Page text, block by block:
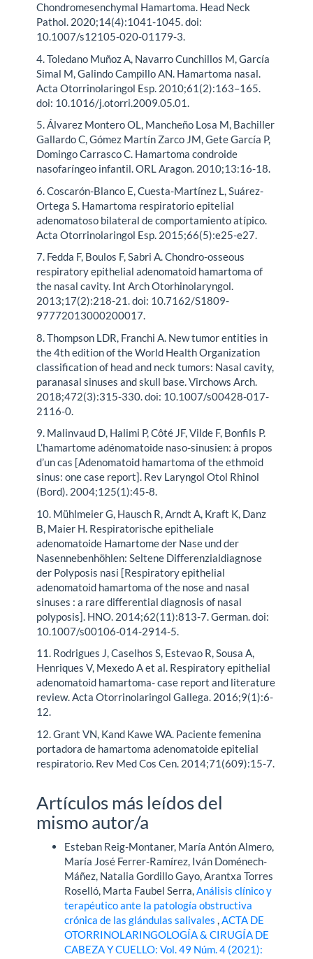
Chondromesenchymal Hamartoma. Head Neck
Pathol. 2020;14(4):1041-1045. doi:
10.1007/s12105-020-01179-3.
4. Toledano Muñoz A, Navarro Cunchillos M, García
Simal M, Galindo Campillo AN. Hamartoma nasal.
Acta Otorrinolaringol Esp. 2010;61(2):163–165.
doi: 10.1016/j.otorri.2009.05.01.
5. Álvarez Montero OL, Mancheño Losa M, Bachiller
Gallardo C, Gómez Martín Zarco JM, Gete García P,
Domingo Carrasco C. Hamartoma condroide
nasofaríngeo infantil. ORL Aragon. 2010;13:16-18.
6. Coscarón-Blanco E, Cuesta-Martínez L, Suárez-
Ortega S. Hamartoma respiratorio epitelial
adenomatoso bilateral de comportamiento atípico.
Acta Otorrinolaringol Esp. 2015;66(5):e25-e27.
7. Fedda F, Boulos F, Sabri A. Chondro-osseous
respiratory epithelial adenomatoid hamartoma of
the nasal cavity. Int Arch Otorhinolaryngol.
2013;17(2):218-21. doi: 10.7162/S1809-
97772013000200017.
8. Thompson LDR, Franchi A. New tumor entities in
the 4th edition of the World Health Organization
classification of head and neck tumors: Nasal cavity,
paranasal sinuses and skull base. Virchows Arch.
2018;472(3):315-330. doi: 10.1007/s00428-017-
2116-0.
9. Malinvaud D, Halimi P, Côté JF, Vilde F, Bonfils P.
L’hamartome adénomatoide naso-sinusien: à propos
d’un cas [Adenomatoid hamartoma of the ethmoid
sinus: one case report]. Rev Laryngol Otol Rhinol
(Bord). 2004;125(1):45-8.
10. Mühlmeier G, Hausch R, Arndt A, Kraft K, Danz
B, Maier H. Respiratorische epitheliale
adenomatoide Hamartome der Nase und der
Nasennebenhöhlen: Seltene Differenzialdiagnose
der Polyposis nasi [Respiratory epithelial
adenomatoid hamartoma of the nose and nasal
sinuses : a rare differential diagnosis of nasal
polyposis]. HNO. 2014;62(11):813-7. German. doi:
10.1007/s00106-014-2914-5.
11. Rodrigues J, Caselhos S, Estevao R, Sousa A,
Henriques V, Mexedo A et al. Respiratory epithelial
adenomatoid hamartoma- case report and literature
review. Acta Otorrinolaringol Gallega. 2016;9(1):6-
12.
12. Grant VN, Kand Kawe WA. Paciente femenina
portadora de hamartoma adenomatoide epitelial
respiratorio. Rev Med Cos Cen. 2014;71(609):15-7.
Artículos más leídos del
mismo autor/a
Esteban Reig-Montaner, María Antón Almero,
María José Ferrer-Ramírez, Iván Doménech-
Máñez, Natalia Gordillo Gayo, Arantxa Torres
Roselló, Marta Faubel Serra,Análisis clínico y
terapéutico ante la patología obstructiva
crónica de las glándulas salivales,ACTA DE
OTORRINOLARINGOLOGÍA & CIRUGÍA DE
CABEZA Y CUELLO: Vol. 49 Núm. 4 (2021):